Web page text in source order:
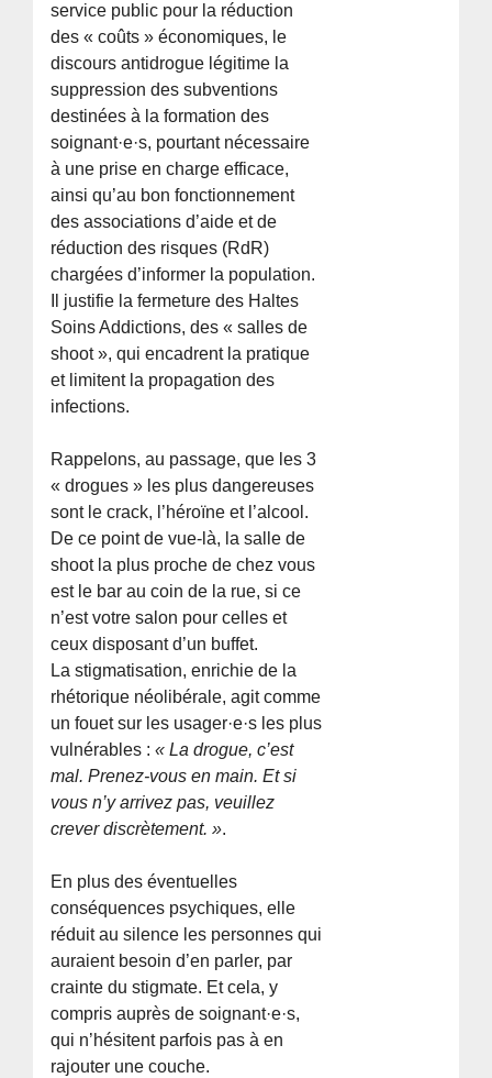
service public pour la réduction
des « coûts » économiques, le
discours antidrogue légitime la
suppression des subventions
destinées à la formation des
soignant·e·s, pourtant nécessaire
à une prise en charge efficace,
ainsi qu’au bon fonctionnement
des associations d’aide et de
réduction des risques (RdR)
chargées d’informer la population.
Il justifie la fermeture des Haltes
Soins Addictions, des « salles de
shoot », qui encadrent la pratique
et limitent la propagation des
infections.
Rappelons, au passage, que les 3
« drogues » les plus dangereuses
sont le crack, l’héroïne et l’alcool.
De ce point de vue-là, la salle de
shoot la plus proche de chez vous
est le bar au coin de la rue, si ce
n’est votre salon pour celles et
ceux disposant d’un buffet.
La stigmatisation, enrichie de la
rhétorique néolibérale, agit comme
un fouet sur les usager·e·s les plus
vulnérables :« La drogue, c’est
mal. Prenez-vous en main. Et si
vous n’y arrivez pas, veuillez
crever discrètement. ».
En plus des éventuelles
conséquences psychiques, elle
réduit au silence les personnes qui
auraient besoin d’en parler, par
crainte du stigmate. Et cela, y
compris auprès de soignant·e·s,
qui n’hésitent parfois pas à en
rajouter une couche.